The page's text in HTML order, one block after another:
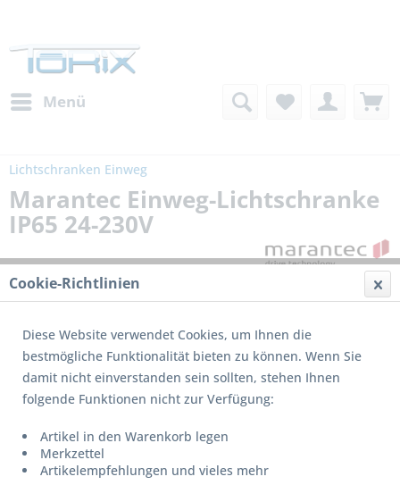
Menü
Lichtschranken Einweg
Marantec Einweg-Lichtschranke
IP65 24-230V
Dieses Produkt wird nicht mehr produziert
bzw. ist nicht mehr lieferbar!
Cookie-Richtlinien
Diese Website verwendet Cookies, um Ihnen die
bestmögliche Funktionalität bieten zu können. Wenn Sie
damit nicht einverstanden sein sollten, stehen Ihnen
folgende Funktionen nicht zur Verfügung:
Artikel in den Warenkorb legen
Merkzettel
Artikelempfehlungen und vieles mehr